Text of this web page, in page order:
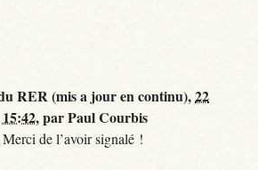
RER (mis a jour en continu),22
,parPaul Courbis
de l’avoir signalé !